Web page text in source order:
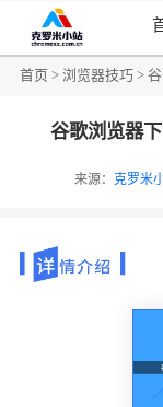
首页 >浏览器技巧 >
谷歌浏览器
来源：克罗米